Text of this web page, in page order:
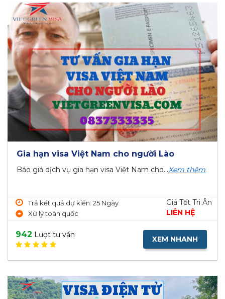
Gia hạn visa Việt Nam cho người Lào
Báo giá dịch vụ gia hạn visa Việt Nam cho...Xem thêm
Trả kết quả dự kiến: 25 Ngày
Xử lý toàn quốc
Giá Tết Tri Ân
LIÊN HỆ
942 Lượt tư vấn XEM NHANH